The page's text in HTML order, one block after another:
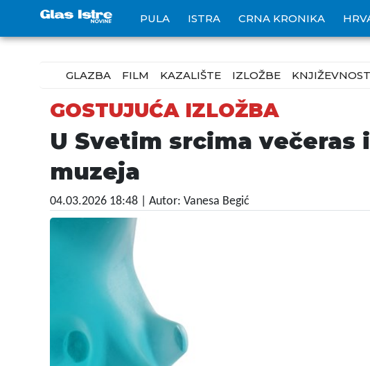
PULA ISTRA CRNA KRONIKA
GLAZBA FILM KAZALIŠTE IZLOŽBE KNJIŽEVNOST
GOSTUJUĆA IZLOŽBA
U Svetim srcima
muzeja
04.03.2026 18:48 | Autor: Vanesa Begić